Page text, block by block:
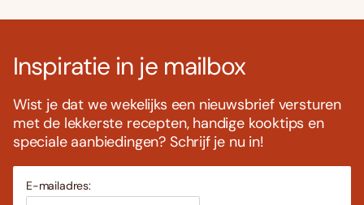
Inspiratie in je mailbox
Wist je dat we wekelijks een nieuwsbrief versturen
met de lekkerste recepten, handige kooktips en
speciale aanbiedingen? Schrijf je nu in!
E-mailadres: